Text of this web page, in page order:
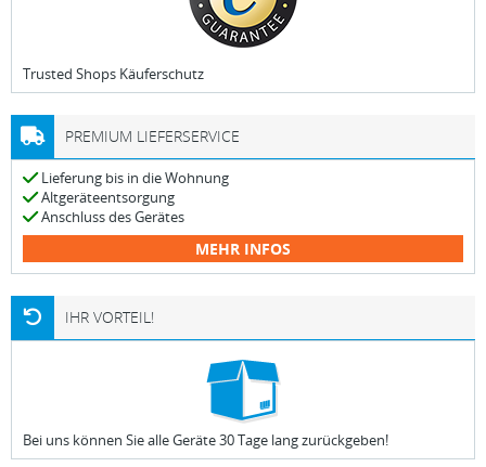
Trusted Shops Käuferschutz
PREMIUM LIEFERSERVICE
Lieferung bis in die Wohnung
Altgeräteentsorgung
Anschluss des Gerätes
MEHR INFOS
IHR VORTEIL!
Bei uns können Sie alle Geräte 30 Tage lang zurückgeben!